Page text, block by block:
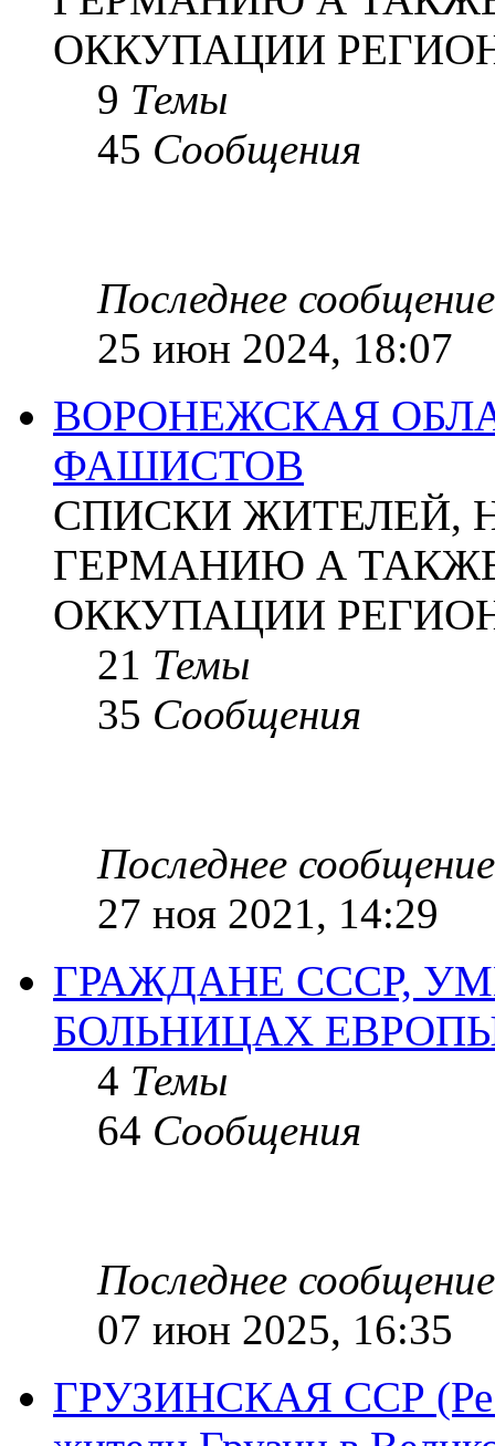
ОККУПАЦИИ
9 Темы
45 Сообщения
Последнее сообщение
25 июн 2024, 18:07
ВОРОНЕЖСКАЯ
ФАШИСТОВ
СПИСКИ ЖИТЕЛЕЙ,
ГЕРМАНИЮ А
ОККУПАЦИИ
21 Темы
35 Сообщения
Последнее сообщение
27 ноя 2021, 14:29
ГРАЖДАНЕ СССР,
БОЛЬНИЦАХ
4 Темы
64 Сообщения
Последнее сообщение
07 июн 2025, 16:35
ГРУЗИНСКАЯ ССР